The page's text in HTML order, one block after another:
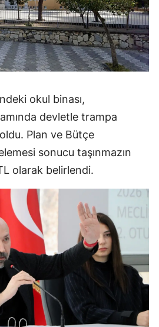
okul binası,
devletle trampa
Plan ve Bütçe
sonucu taşınmazın
olarak belirlendi.